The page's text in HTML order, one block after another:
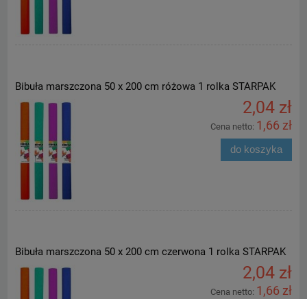
Bibuła marszczona 50 x 200 cm różowa 1 rolka STARPAK
2,04 zł
Cena netto: 1,66 zł
do koszyka
Bibuła marszczona 50 x 200 cm czerwona 1 rolka STARPAK
2,04 zł
Cena netto: 1,66 zł